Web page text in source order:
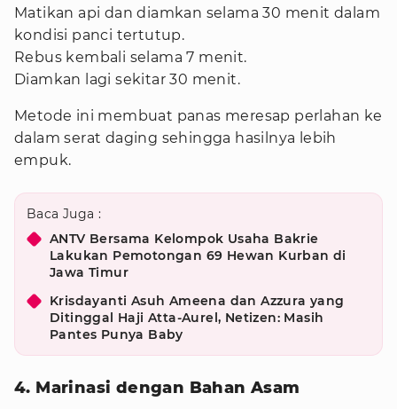
Matikan api dan diamkan selama 30 menit dalam
kondisi panci tertutup.
Rebus kembali selama 7 menit.
Diamkan lagi sekitar 30 menit.
Metode ini membuat panas meresap perlahan ke
dalam serat daging sehingga hasilnya lebih
empuk.
Baca Juga :
ANTV Bersama Kelompok Usaha Bakrie
Lakukan Pemotongan 69 Hewan Kurban di
Jawa Timur
Krisdayanti Asuh Ameena dan Azzura yang
Ditinggal Haji Atta-Aurel, Netizen: Masih
Pantes Punya Baby
4. Marinasi dengan Bahan Asam